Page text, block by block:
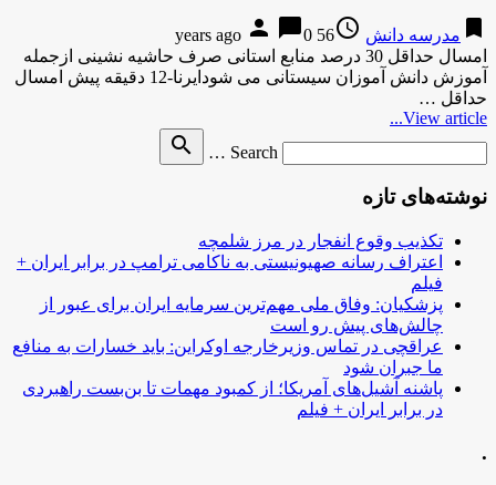
bookmark مدرسه دانش access_time
56 years ago
person chat_bubble0
امسال حداقل 30 درصد منابع استانی صرف حاشیه نشینی ازجمله
آموزش دانش آموزان سیستانی می شودایرنا-12 دقیقه پیش امسال
حداقل …
View article...
Search …
search
نوشته‌های تازه
تکذیب وقوع انفجار در مرز شلمچه
اعتراف رسانه صهیونیستی به ناکامی ترامپ در برابر ایران +
فیلم
پزشکیان: وفاق ملی مهم‌ترین سرمایه ایران برای عبور از
چالش‌های پیش رو است
عراقچی در تماس وزیرخارجه اوکراین: باید خسارات به منافع
ما جبران شود
پاشنه آشیل‌های آمریکا؛ از کمبود مهمات تا بن‌بست راهبردی
در برابر ایران + فیلم
.